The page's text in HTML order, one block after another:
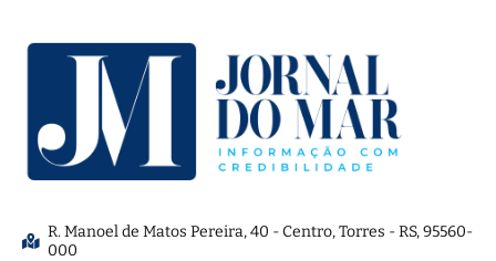
R. Manoel de Matos Pereira, 40 - Centro, Torres - RS, 95560-
000